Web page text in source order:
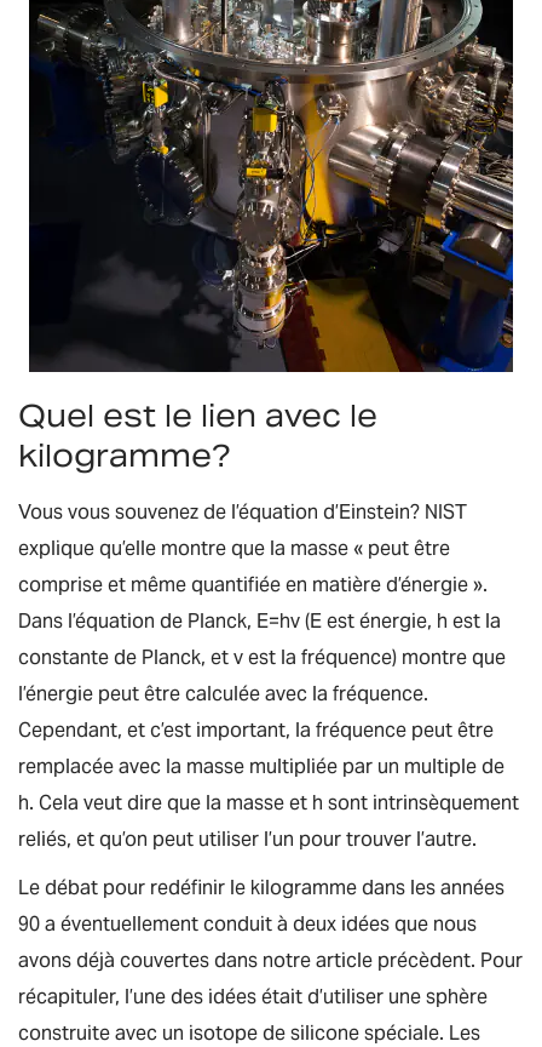
Quel est le lien avec le
kilogramme?
Vous vous souvenez de l’équation d’Einstein? NIST
explique qu’elle montre que la masse « peut être
comprise et même quantifiée en matière d’énergie ».
Dans l’équation de Planck, E=hv(E est énergie, h est la
constante de Planck, etvest la fréquence) montre que
l’énergie peut être calculée avec la fréquence.
Cependant, et c’est important, la fréquence peut être
remplacée avec la masse multipliée par un multiple de
h. Cela veut dire que la masse et h sont intrinsèquement
reliés, et qu’on peut utiliser l’un pour trouver l’autre.
Le débat pour redéfinir le kilogramme dans les années
90 a éventuellement conduit à deux idées que nous
avons déjà couvertes dans notre article précèdent. Pour
récapituler, l’une des idées était d’utiliser une sphère
construite avec un isotope de silicone spéciale. Les